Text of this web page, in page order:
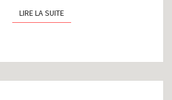
LIRE LA SUITELIRE LA SUITE